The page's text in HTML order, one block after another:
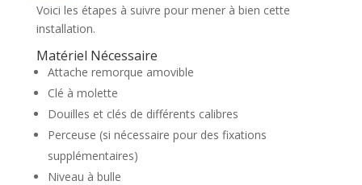
Voici les étapes à suivre pour mener à bien cette
installation.
Matériel Nécessaire
Attache remorque amovible
Clé à molette
Douilles et clés de différents calibres
Perceuse (si nécessaire pour des fixations
supplémentaires)
Niveau à bulle